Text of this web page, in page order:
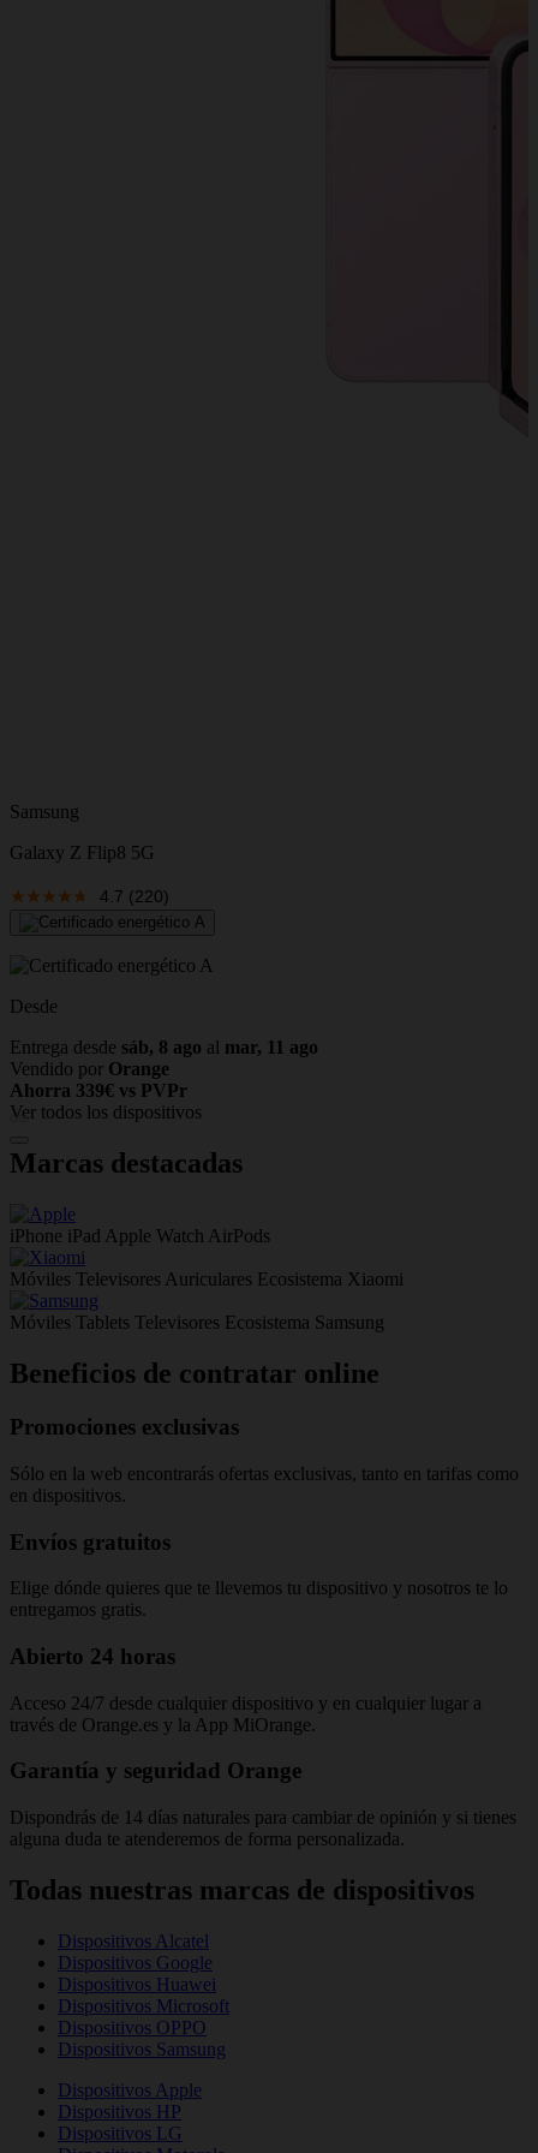
Samsung
Galaxy Z Flip8 5G
4.7 (220)
Desde
Entrega desde sáb, 8 ago al mar, 11 ago
Vendido por Orange
Ahorra 339€ vs PVPr
Ver todos los dispositivos
Marcas destacadas
iPhone iPad Apple Watch AirPods
Móviles Televisores Auriculares Ecosistema Xiaomi
Móviles Tablets Televisores Ecosistema Samsung
Beneficios de contratar online
Promociones exclusivas
Sólo en la web encontrarás ofertas exclusivas, tanto en tarifas como
en dispositivos.
Envíos gratuitos
Elige dónde quieres que te llevemos tu dispositivo y nosotros te lo
entregamos gratis.
Abierto 24 horas
Acceso 24/7 desde cualquier dispositivo y en cualquier lugar a
través de Orange.es y la App MiOrange.
Garantía y seguridad Orange
Dispondrás de 14 días naturales para cambiar de opinión y si tienes
alguna duda te atenderemos de forma personalizada.
Todas nuestras marcas de dispositivos
Dispositivos Alcatel
Dispositivos Google
Dispositivos Huawei
Dispositivos Microsoft
Dispositivos OPPO
Dispositivos Samsung
Dispositivos Apple
Dispositivos HP
Dispositivos LG